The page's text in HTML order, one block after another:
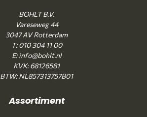
BOHLT B.V.
Vareseweg 44
3047 AV Rotterdam
T: 010 304 11 00
E: info@bohlt.nl
KVK: 68126581
BTW: NL857313757B01
Assortiment